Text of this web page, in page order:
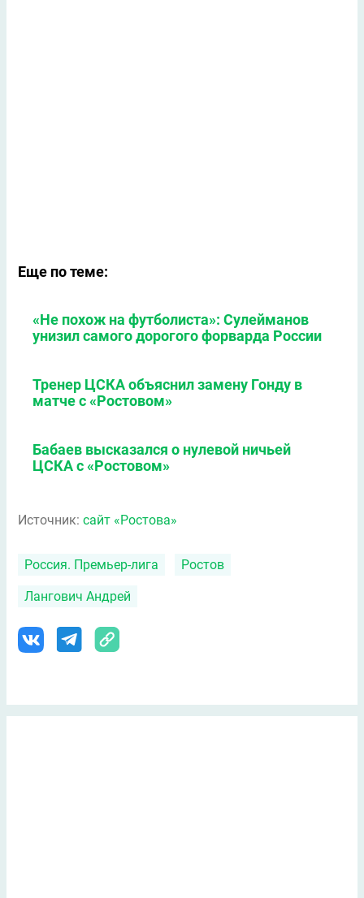
Еще по теме:
«Не похож на футболиста»: Сулейманов
унизил самого дорогого форварда России
Тренер ЦСКА объяснил замену Гонду в
матче с «Ростовом»
Бабаев высказался о нулевой ничьей
ЦСКА с «Ростовом»
Источник: сайт «Ростова»
Россия. Премьер-лига Ростов
Лангович Андрей